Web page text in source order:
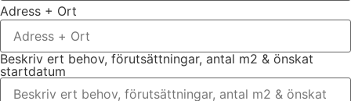
Adress + Ort
Beskriv ert behov, förutsättningar, antal m2 & önskat
startdatum